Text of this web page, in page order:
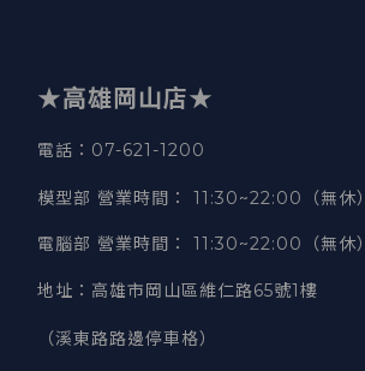
★高雄岡山店★
電話：07-621-1200
模型部 營業時間 ： 11:30~22:00（無休）
電腦部 營業時間 ： 11:30~22:00（無休）
地址 ： 高雄市岡山區維仁路65號1樓
（溪東路路邊停車格）